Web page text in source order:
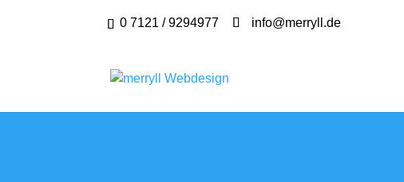
0 7121 / 9294977 info@merryll.de